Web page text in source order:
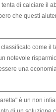
di calciare il
che questi
come il
notevole
una
è un non